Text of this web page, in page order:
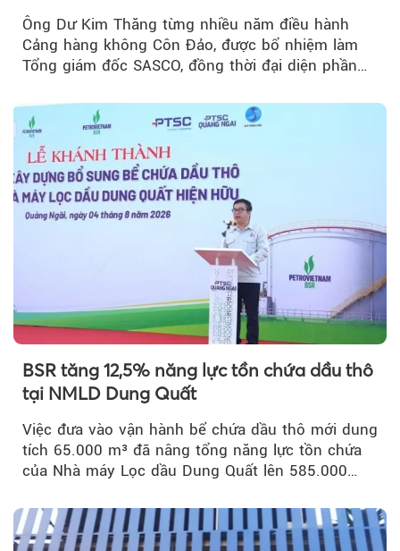
Ông Dư Kim Thăng từng nhiều năm điều hành
Cảng hàng không Côn Đảo, được bổ nhiệm làm
Tổng giám đốc SASCO, đồng thời đại diện phần
BSR tăng 12,5% năng lực tồn chứa dầu thô
tại NMLD Dung Quất
Việc đưa vào vận hành bể chứa dầu thô mới dung
tích 65.000 m³ đã nâng tổng năng lực tồn chứa
của Nhà máy Lọc dầu Dung Quất lên 585.000